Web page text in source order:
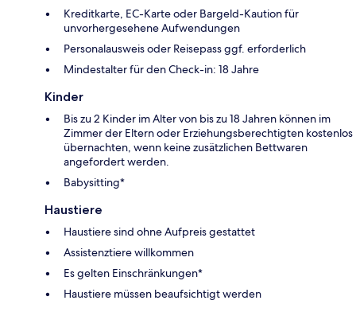
Kreditkarte, EC-Karte oder Bargeld-Kaution für
unvorhergesehene Aufwendungen
Personalausweis oder Reisepass ggf. erforderlich
Mindestalter für den Check-in: 18 Jahre
Kinder
Bis zu 2 Kinder im Alter von bis zu 18 Jahren können im
Zimmer der Eltern oder Erziehungsberechtigten kostenlos
übernachten, wenn keine zusätzlichen Bettwaren
angefordert werden.
Babysitting*
Haustiere
Haustiere sind ohne Aufpreis gestattet
Assistenztiere willkommen
Es gelten Einschränkungen*
Haustiere müssen beaufsichtigt werden